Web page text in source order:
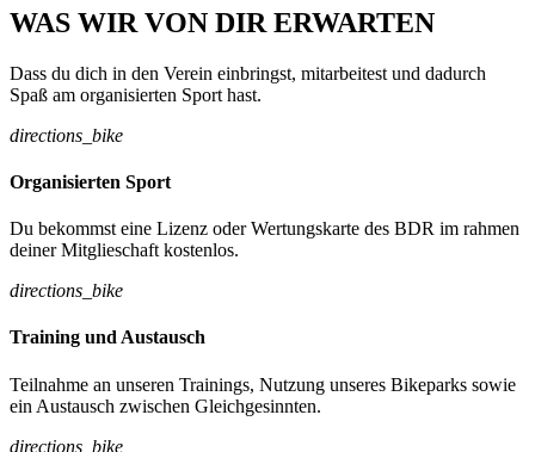
WAS WIR VON DIR ERWARTEN
Dass du dich in den Verein einbringst, mitarbeitest und dadurch
Spaß am organisierten Sport hast.
directions_bike
Organisierten Sport
Du bekommst eine Lizenz oder Wertungskarte des BDR im rahmen
deiner Mitglieschaft kostenlos.
directions_bike
Training und Austausch
Teilnahme an unseren Trainings, Nutzung unseres Bikeparks sowie
ein Austausch zwischen Gleichgesinnten.
directions_bike